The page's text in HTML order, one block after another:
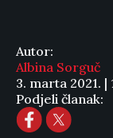
Autor:
Albina Sorguč
3. marta 2021. |
Podjeli članak: